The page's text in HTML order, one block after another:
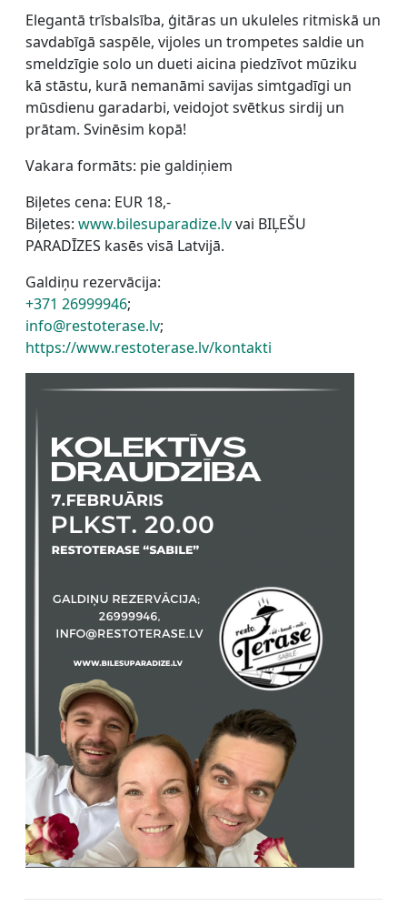
Elegantā trīsbalsība, ģitāras un ukuleles ritmiskā un
savdabīgā saspēle, vijoles un trompetes saldie un
smeldzīgie solo un dueti aicina piedzīvot mūziku
kā stāstu, kurā nemanāmi savijas simtgadīgi un
mūsdienu garadarbi, veidojot svētkus sirdij un
prātam. Svinēsim kopā!
Vakara formāts: pie galdiņiem
Biļetes cena: EUR 18,-
Biļetes: www.bilesuparadize.lvvai BIĻEŠU
PARADĪZES kasēs visā Latvijā.
Galdiņu rezervācija:
+371 26999946;
info@restoterase.lv;
https://www.restoterase.lv/kontakti